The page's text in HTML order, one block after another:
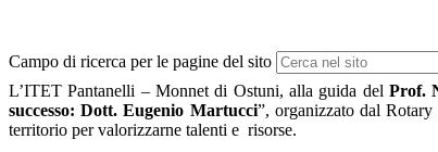
Campo di ricerca per le pagine del sito
L’ITET Pantanelli – Monnet di Ostuni, alla guida delProf.
successo: Dott. Eugenio Martucci”, organizzato dal
territorio per valorizzarne talenti e risorse.